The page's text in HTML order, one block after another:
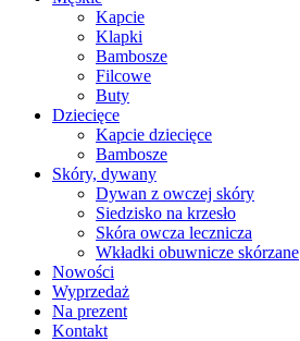
Kapcie
Klapki
Bambosze
Filcowe
Buty
Dziecięce
Kapcie dziecięce
Bambosze
Skóry, dywany
Dywan z owczej skóry
Siedzisko na krzesło
Skóra owcza lecznicza
Wkładki obuwnicze skórzane
Nowości
Wyprzedaż
Na prezent
Kontakt